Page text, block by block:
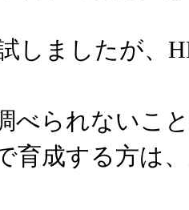
しましたが、
べられないこ
育成する方は